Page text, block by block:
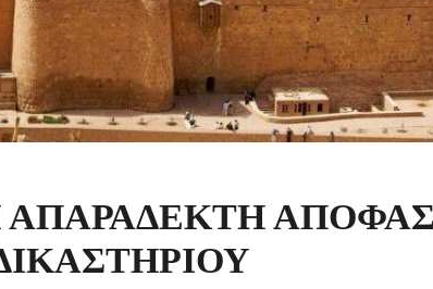
ΑΠΑΡΑΔΕΚΤΗ